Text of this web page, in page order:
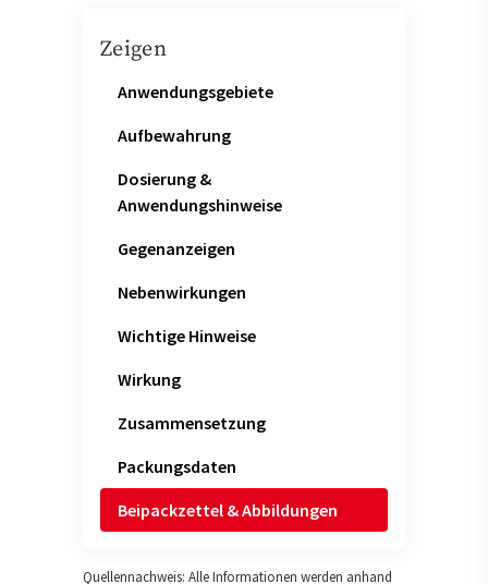
Zeigen
Anwendungsgebiete
Aufbewahrung
Dosierung &
Anwendungshinweise
Gegenanzeigen
Nebenwirkungen
Wichtige Hinweise
Wirkung
Zusammensetzung
Packungsdaten
Beipackzettel & Abbildungen
Quellennachweis: Alle Informationen werden anhand